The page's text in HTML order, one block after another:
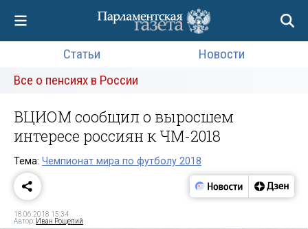
Статьи
Новости
Все о пенсиях в России
ВЦИОМ сообщил о выросшем
интересе россиян к ЧМ-2018
Тема: Чемпионат мира по футболу 2018
18.06.2018 15:34
Автор: Иван Рощепий